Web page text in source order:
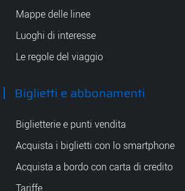
Mappe delle linee
Luoghi di interesse
Le regole del viaggio
Biglietti e abbonamenti
Biglietterie e punti vendita
Acquista i biglietti con lo smartphone
Acquista a bordo con carta di credito
Tariffe